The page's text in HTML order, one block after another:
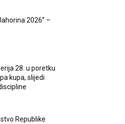
2026” –
28. u poretku
kupa, slijedi
Republike